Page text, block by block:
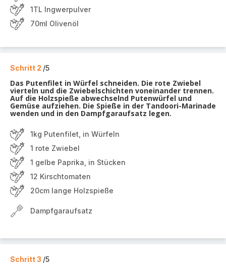
1TL Ingwerpulver
70ml Olivenöl
Schritt 2 /5
Das Putenfilet in Würfel schneiden. Die rote Zwiebel
vierteln und die Zwiebelschichten voneinander trennen.
Auf die Holzspieße abwechselnd Putenwürfel und
Gemüse aufziehen. Die Spieße in der Tandoori-Marinade
wenden und in den Dampfgaraufsatz legen.
1kg Putenfilet, in Würfeln
1 rote Zwiebel
1 gelbe Paprika, in Stücken
12 Kirschtomaten
20cm lange Holzspieße
Dampfgaraufsatz
Schritt 3 /5